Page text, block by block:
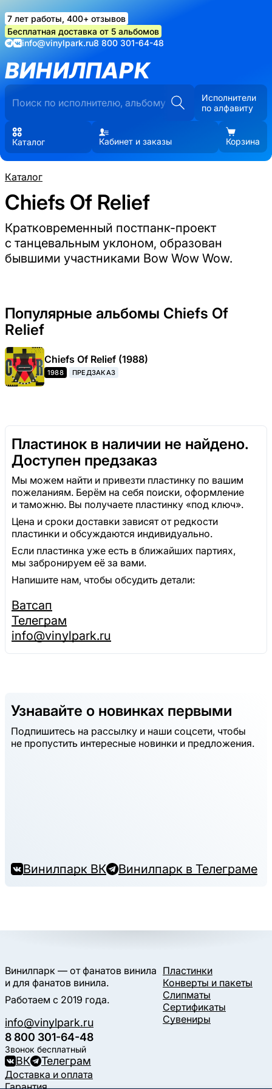
7 лет работы, 400+ отзывов
Бесплатная доставка от 5 альбомов
info@vinylpark.ru8 800 301-64-48
ВИНИЛПАРК
Исполнители
по алфавиту
Каталог Кабинет и заказы Корзина
Каталог
Chiefs Of Relief
Кратковременный постпанк-проект
с танцевальным уклоном, образован
бывшими участниками Bow Wow Wow.
Популярные альбомы Chiefs Of
Relief
Chiefs Of Relief (1988)
1988 ПРЕДЗАКАЗ
Пластинок в наличии не найдено.
Доступен предзаказ
Мы можем найти и привезти пластинку по вашим
пожеланиям. Берём на себя поиски, оформление
и таможню. Вы получаете пластинку «под ключ».
Цена и сроки доставки зависят от редкости
пластинки и обсуждаются индивидуально.
Если пластинка уже есть в ближайших партиях,
мы забронируем её за вами.
Напишите нам, чтобы обсудить детали:
Ватсап
Телеграм
info@vinylpark.ru
Узнавайте о новинках первыми
Подпишитесь на рассылку и наши соцсети, чтобы
не пропустить интересные новинки и предложения.
Винилпарк ВК Винилпарк в Телеграме
Винилпарк — от фанатов винила
и для фанатов винила.
Работаем с 2019 года.
info@vinylpark.ru
8 800 301-64-48
Звонок бесплатный
ВК Телеграм
Пластинки
Конверты и пакеты
Слипматы
Сертификаты
Сувениры
Доставка и оплата
Гарантия